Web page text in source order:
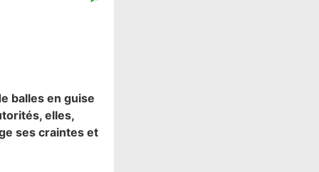
balles en guise
elles,
ses craintes et